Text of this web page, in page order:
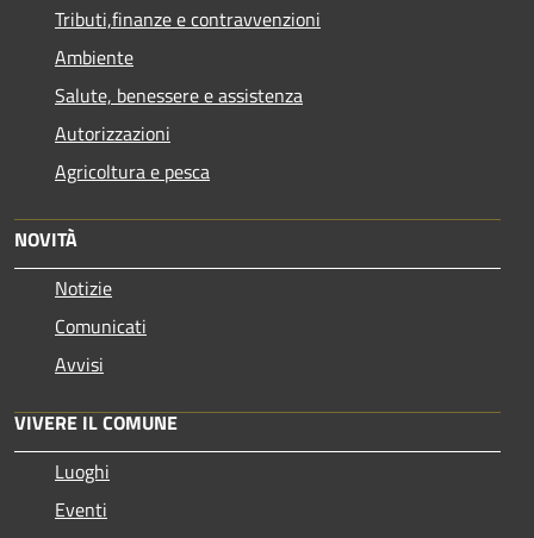
Tributi,finanze e contravvenzioni
Ambiente
Salute, benessere e assistenza
Autorizzazioni
Agricoltura e pesca
NOVITÀ
Notizie
Comunicati
Avvisi
VIVERE IL COMUNE
Luoghi
Eventi